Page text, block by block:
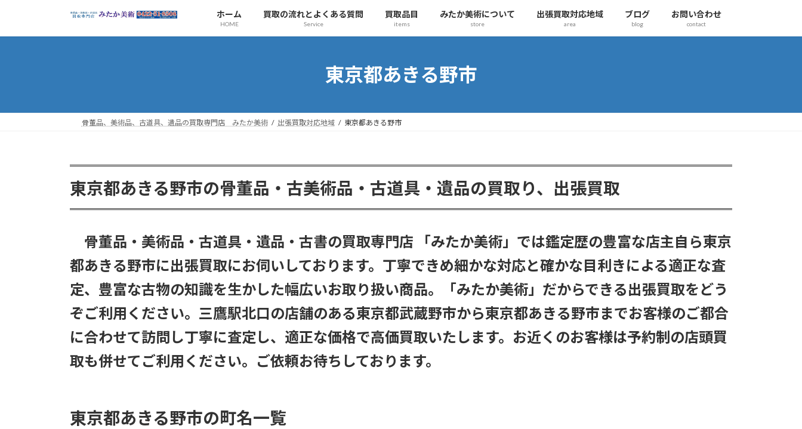
テ
ゲ
ホーム
HOME
買取の流れとよくある質問
Service
買取品目
items
みたか美術について
store
出張買取対応地域
area
ブログ
blog
お問い合わせ
contact
東京都あきる野市
骨董品、美術品、古道具、遺品の買取専門店 みたか美術 出張買取対応地域 東京都あきる野市
東京都あきる野市の骨董品・古美術品・古道具・遺品の買取り、出張買取
骨董品・美術品・古道具・遺品・古書の買取専門店 「みたか美術」では鑑定歴の豊富な店主自ら東京
都あきる野市に出張買取にお伺いしております。丁寧できめ細かな対応と確かな目利きによる適正な査
定、豊富な古物の知識を生かした幅広いお取り扱い商品。「みたか美術」だからできる出張買取をどう
ぞご利用ください。三鷹駅北口の店舗のある東京都武蔵野市から東京都あきる野市までお客様のご都合
に合わせて訪問し丁寧に査定し、適正な価格で高価買取いたします。お近くのお客様は予約制の店頭買
取も併せてご利用ください。ご依頼お待ちしております。
東京都あきる野市の町名一覧